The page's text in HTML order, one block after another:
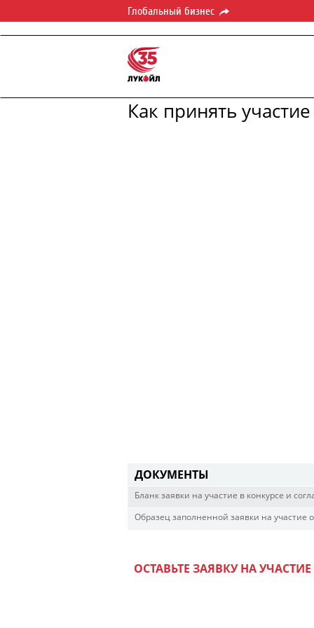
Глобальный бизнес
Как принять
ДОКУМЕНТЫ
Бланк заявки на участие в конкурсе и
Образец заполненной заявки на участие
ОСТАВЬТЕ ЗАЯВКУ НА